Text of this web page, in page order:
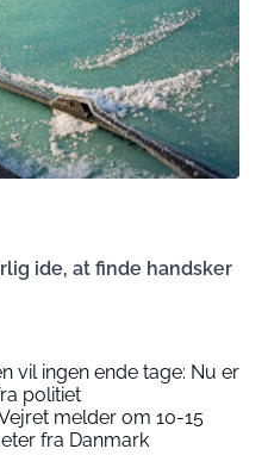
ide, at finde handsker
vil ingen ende tage: Nu er
politiet
melder om 10-15
fra Danmark